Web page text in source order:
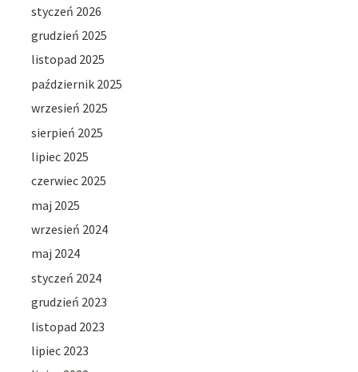
styczeń 2026
grudzień 2025
listopad 2025
październik 2025
wrzesień 2025
sierpień 2025
lipiec 2025
czerwiec 2025
maj 2025
wrzesień 2024
maj 2024
styczeń 2024
grudzień 2023
listopad 2023
lipiec 2023